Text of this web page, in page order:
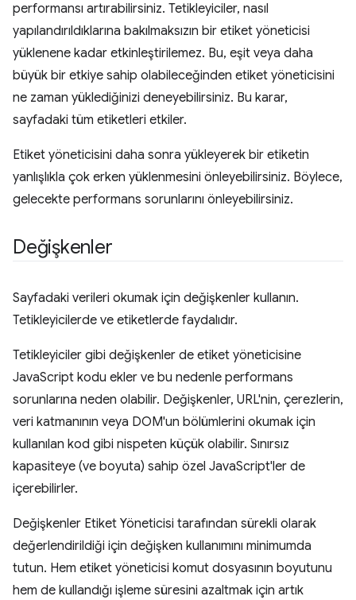
performansı artırabilirsiniz. Tetikleyiciler, nasıl
yapılandırıldıklarına bakılmaksızın bir etiket yöneticisi
yüklenene kadar etkinleştirilemez. Bu, eşit veya daha
büyük bir etkiye sahip olabileceğinden etiket yöneticisini
ne zaman yüklediğinizi deneyebilirsiniz. Bu karar,
sayfadaki tüm etiketleri etkiler.
Etiket yöneticisini daha sonra yükleyerek bir etiketin
yanlışlıkla çok erken yüklenmesini önleyebilirsiniz. Böylece,
gelecekte performans sorunlarını önleyebilirsiniz.
Değişkenler
Sayfadaki verileri okumak için değişkenler kullanın.
Tetikleyicilerde ve etiketlerde faydalıdır.
Tetikleyiciler gibi değişkenler de etiket yöneticisine
JavaScript kodu ekler ve bu nedenle performans
sorunlarına neden olabilir. Değişkenler, URL'nin, çerezlerin,
veri katmanının veya DOM'un bölümlerini okumak için
kullanılan kod gibi nispeten küçük olabilir. Sınırsız
kapasiteye (ve boyuta) sahip özel JavaScript'ler de
içerebilirler.
Değişkenler Etiket Yöneticisi tarafından sürekli olarak
değerlendirildiği için değişken kullanımını minimumda
tutun. Hem etiket yöneticisi komut dosyasının boyutunu
hem de kullandığı işleme süresini azaltmak için artık